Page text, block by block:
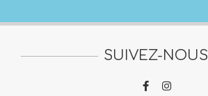
SUIVEZ-NOUS